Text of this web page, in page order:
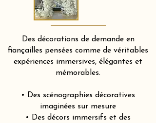
Des décorations de demande en
fiançailles pensées comme de véritables
expériences immersives, élégantes et
mémorables.
• Des scénographies décoratives
imaginées sur mesure
• Des décors immersifs et des